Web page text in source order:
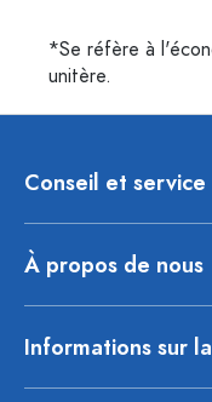
*Se réfère à
unitère.
Conseil et service
À propos de nous
Informations sur